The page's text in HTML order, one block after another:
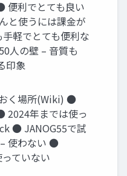
便利でとても良い
と使うには課金が
軽でとても便利な
人の壁 – 音質も
印象
く場所(Wiki) ●
年までは使っ
● JANOG55で試
使わない ●
ていない